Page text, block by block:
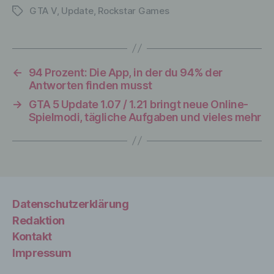
Schlagwörter
GTA V, Update, Rockstar Games
←
94 Prozent: Die App, in der du 94% der
Antworten finden musst
→
GTA 5 Update 1.07 / 1.21 bringt neue Online-
Spielmodi, tägliche Aufgaben und vieles mehr
Datenschutzerklärung
Redaktion
Kontakt
Impressum
c) Verarbeitung
automatisierter Verfahren ausgeführte
im Zusammenhang mit
personenbezogenen Daten wie das
Erheben, das Erfassen, die Organisation,
das Ordnen, die Speicherung, die
Auslesen, das Abfragen, die Verwendung,
Löschen oder die Vernichtung.
d) Einschränkung der Verarbeitung